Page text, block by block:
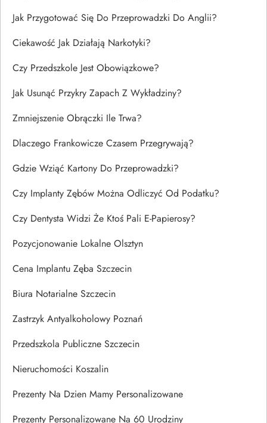
Jak Przygotować Się Do Przeprowadzki Do Anglii?
Ciekawość Jak Działają Narkotyki?
Czy Przedszkole Jest Obowiązkowe?
Jak Usunąć Przykry Zapach Z Wykładziny?
Zmniejszenie Obrączki Ile Trwa?
Dlaczego Frankowicze Czasem Przegrywają?
Gdzie Wziąć Kartony Do Przeprowadzki?
Czy Implanty Zębów Można Odliczyć Od Podatku?
Czy Dentysta Widzi Że Ktoś Pali E-Papierosy?
Pozycjonowanie Lokalne Olsztyn
Cena Implantu Zęba Szczecin
Biura Notarialne Szczecin
Zastrzyk Antyalkoholowy Poznań
Przedszkola Publiczne Szczecin
Nieruchomości Koszalin
Prezenty Na Dzien Mamy Personalizowane
Prezenty Personalizowane Na 60 Urodziny